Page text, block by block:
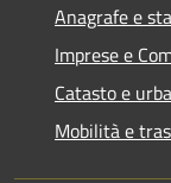
Anagrafe e
Imprese e
Catasto e
Mobilità e